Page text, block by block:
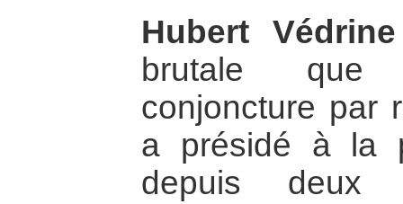
Hubert Védrine
brutale que
conjoncture par
a présidé à la
depuis deux